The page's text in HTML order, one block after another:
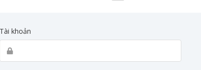
Tài khoản